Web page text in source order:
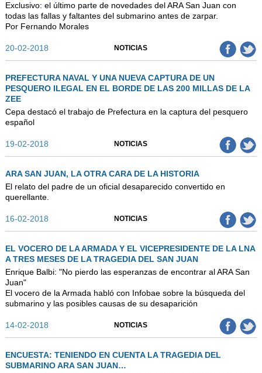
Exclusivo: el último parte de novedades del ARA San Juan con
todas las fallas y faltantes del submarino antes de zarpar.
Por Fernando Morales
20-02-2018 NOTICIAS
PREFECTURA NAVAL Y UNA NUEVA CAPTURA DE UN
PESQUERO ILEGAL EN EL BORDE DE LAS 200 MILLAS DE LA
ZEE
Cepa destacó el trabajo de Prefectura en la captura del pesquero
español
19-02-2018 NOTICIAS
ARA SAN JUAN, LA OTRA CARA DE LA HISTORIA
El relato del padre de un oficial desaparecido convertido en
querellante.
16-02-2018 NOTICIAS
EL VOCERO DE LA ARMADA Y EL VICEPRESIDENTE DE LA LNA
A TRES MESES DE LA TRAGEDIA DEL SAN JUAN
Enrique Balbi: "No pierdo las esperanzas de encontrar al ARA San
Juan"
El vocero de la Armada habló con Infobae sobre la búsqueda del
submarino y las posibles causas de su desaparición
14-02-2018 NOTICIAS
ENCUESTA: TENIENDO EN CUENTA LA TRAGEDIA DEL
SUBMARINO ARA SAN JUAN…